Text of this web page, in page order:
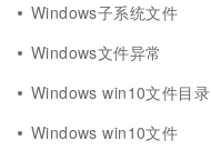
Windows子系统文件
Windows文件异常
Windows win10文件目录
Windows win10文件